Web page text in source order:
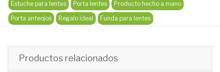
Estuche para lentes Porta lentes
Producto hecho a mano
Porta anteojos
Regalo ideal Funda para lentes
Productos relacionados